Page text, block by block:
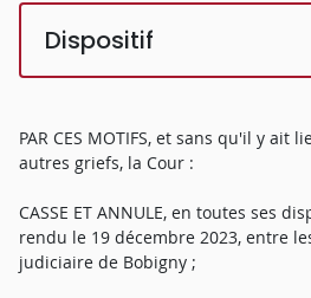
Dispositif
PAR CES MOTIFS, et sans qu'il y ait
autres griefs, la Cour :
CASSE ET ANNULE, en toutes ses
rendu le 19 décembre 2023, entre
judiciaire de Bobigny ;